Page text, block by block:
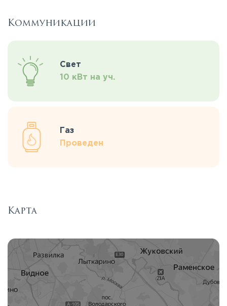
Коммуникации
Свет
10 кВт на уч.
Газ
Проведен
Карта